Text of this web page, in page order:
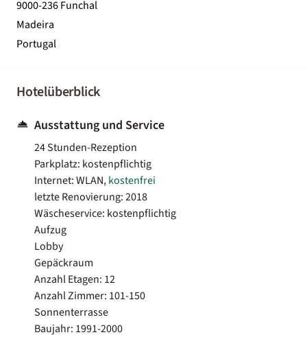
9000-236 Funchal
Madeira
Portugal
Hotelüberblick
Ausstattung und Service
24 Stunden-Rezeption
Parkplatz: kostenpflichtig
Internet: WLAN,kostenfrei
letzte Renovierung: 2018
Wäscheservice: kostenpflichtig
Aufzug
Lobby
Gepäckraum
Anzahl Etagen: 12
Anzahl Zimmer: 101-150
Sonnenterrasse
Baujahr: 1991-2000